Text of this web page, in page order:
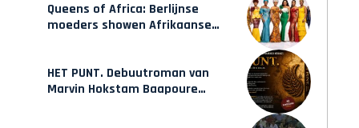
Queens of Africa: Berlijnse
moeders showen Afrikaanse
HET PUNT. Debuutroman van
Marvin Hokstam Baapoure